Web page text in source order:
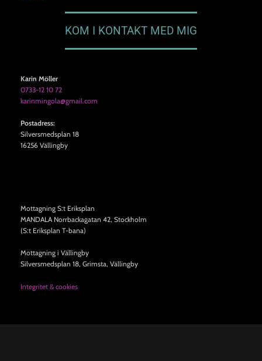
KOM I KONTAKT MED MIG
Karin Möller
0733-12 10 72
karinmingola@gmail.com
Postadress:
Silversmedsplan 18
16256 Vällingby
Mottagning S:t Eriksplan
MANDALA Norrbackagatan 42, Stockholm
(S:t Eriksplan T-bana)
Mottagning i Vällingby
Silversmedsplan 18, Grimsta, Vällingby
Integritet & cookies